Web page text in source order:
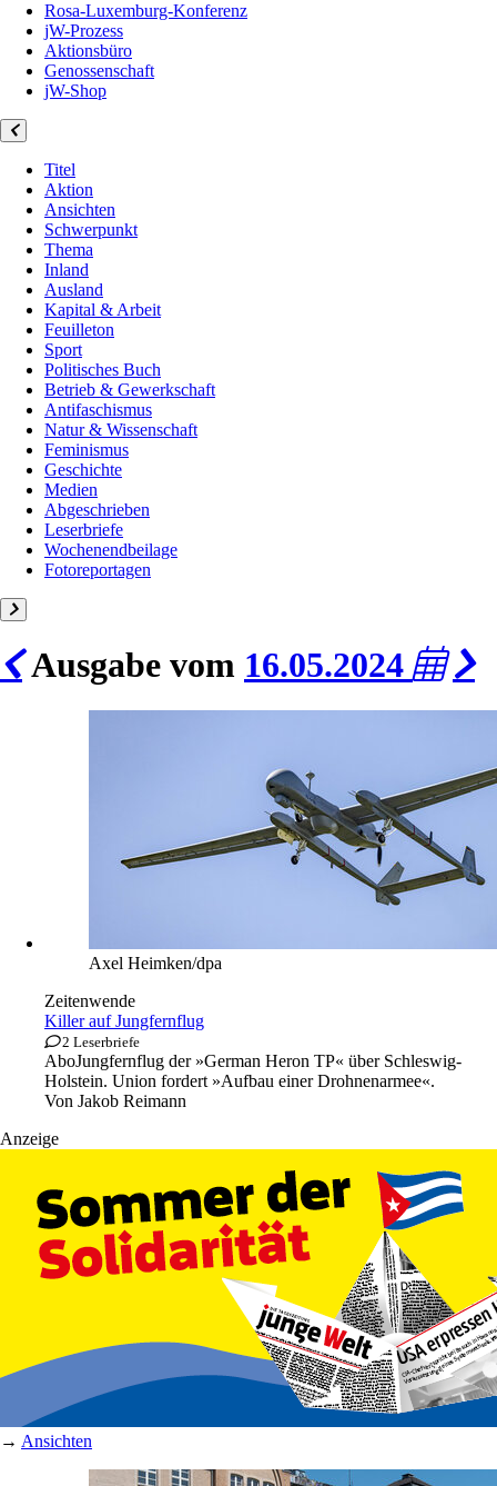
Rosa-Luxemburg-Konferenz
jW-Prozess
Aktionsbüro
Genossenschaft
jW-Shop
Titel
Aktion
Ansichten
Schwerpunkt
Thema
Inland
Ausland
Kapital & Arbeit
Feuilleton
Sport
Politisches Buch
Betrieb & Gewerkschaft
Antifaschismus
Natur & Wissenschaft
Feminismus
Geschichte
Medien
Abgeschrieben
Leserbriefe
Wochenendbeilage
Fotoreportagen
Ausgabe vom 16.05.2024
Axel Heimken/dpa
Zeitenwende
Killer auf Jungfernflug
2 Leserbriefe
AboJungfernflug der »German Heron TP« über Schleswig-
Holstein. Union fordert »Aufbau einer Drohnenarmee«.
Von Jakob Reimann
Anzeige
→ Ansichten